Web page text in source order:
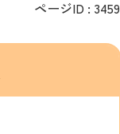
ページID : 3459